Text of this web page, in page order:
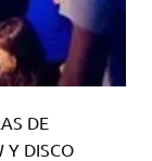
DE
Y DISCO